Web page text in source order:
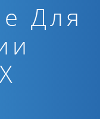
Для